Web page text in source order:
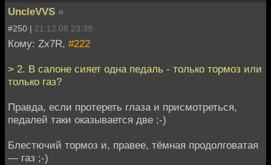
UncleVVS »
#250 | 21.12.08 23:39
Кому: Zx7R, #222
> 2. В салоне сияет одна педаль - только тормоз или
только газ?
Правда, если протереть глаза и присмотреться,
педалей таки оказывается две ;-)
Блестючий тормоз и, правее, тёмная продолговатая
— газ ;-)